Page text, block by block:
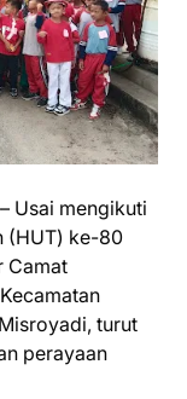
– Usai mengikuti
(HUT) ke-80
Camat
turut
perayaan